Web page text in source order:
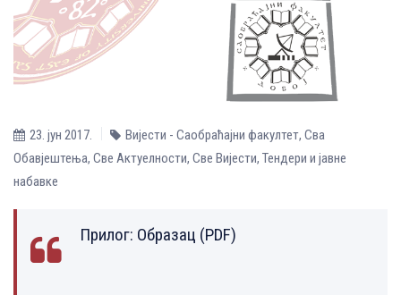
23. јун 2017. Вијести - Саобраћајни факултет, Сва
Обавјештења, Све Aктуелности, Све Вијести, Тендери и јавне
набавке
Прилог: Образац (PDF)